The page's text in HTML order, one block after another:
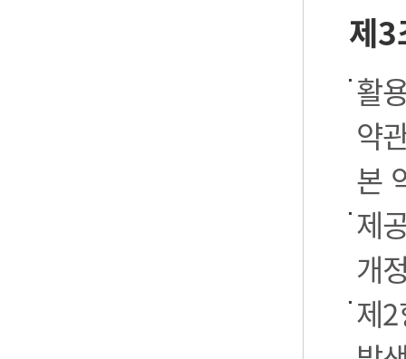
제
활
약
본
제
개
제